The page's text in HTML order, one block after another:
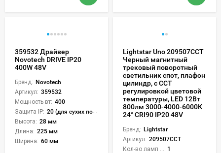
359532 Драйвер
Novotech DRIVE IP20
400W 48V
Бренд: Novotech
Артикул: 359532
Мощность вт: 400
Защита IP: 20 (для сухих пом.)
Высота: 28 мм
Длина: 225 мм
Ширина: 60 мм
Lightstar Uno 209507CCT
Черный магнитный
трековый поворотный
светильник спот, плафон
цилиндр, с CCT
регулировкой цветовой
температуры, LED 12Вт
800лм 3000-4000-6000К
24° CRI90 IP20 48V
Бренд: Lightstar
Артикул: 209507CCT
1